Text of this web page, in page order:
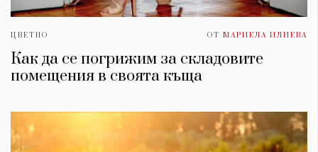
ЦВЕТНО ОТ МАРИЕЛА ИЛИЕВА
Как да се погрижим за складовите
помещения в своята къща